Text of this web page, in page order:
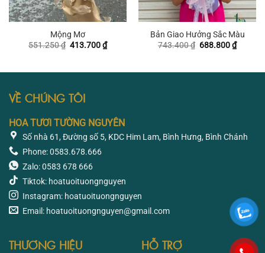
Mộng Mơ
551.250₫ Giá
413.700₫Giá
hiện
413.700 ₫.
Bản Giao Hưởng Sắc Màu
743.400₫ Giá
688.800₫Giá
hiện
VỀ CHÚNG TÔI
HOA TƯƠI TƯỜNG NGUYÊN
Số nhà 61, Đường số 5, KDC Him Lam, Bình Hưng, Bình Chánh
Phone: 0583.678.666
Zalo: 0583 678 666
Tiktok: hoatuoituongnguyen
Instagram: hoatuoituongnguyen
Email: hoatuoituongnguyen@gmail.com
THƯƠNG HIỆU HỖ TRỢ